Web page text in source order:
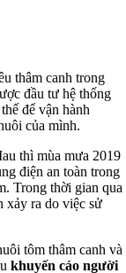
thâm canh trong
đầu tư hệ thống
để vận hành
của mình.
thì mùa mưa 2019
điện an toàn trong
Trong thời gian qua
xảy ra do việc sử
tôm thâm canh và
khuyến cáo người